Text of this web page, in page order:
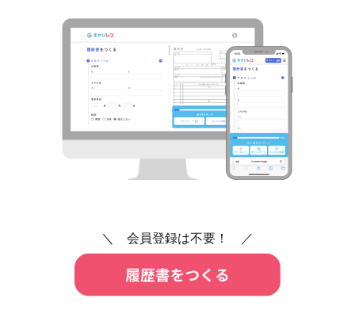
＼ 会員登録は不要！ ／